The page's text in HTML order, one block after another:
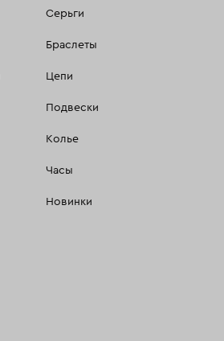
Серьги
Браслеты
Цепи
Подвески
Колье
Часы
Новинки